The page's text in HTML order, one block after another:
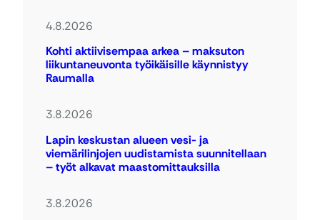
4.8.2026
Kohti aktiivisempaa arkea – maksuton
liikuntaneuvonta työikäisille käynnistyy
Raumalla
3.8.2026
Lapin keskustan alueen vesi- ja
viemärilinjojen uudistamista suunnitellaan
– työt alkavat maastomittauksilla
3.8.2026